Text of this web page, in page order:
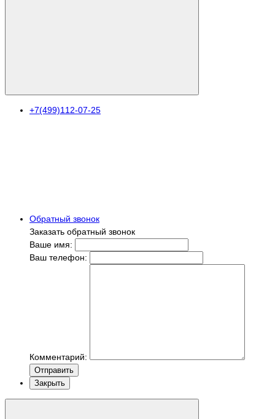
+7(499)112-07-25
Обратный звонок
Заказать обратный звонок
Ваше имя:
Ваш телефон:
Комментарий:
Отправить
Закрыть